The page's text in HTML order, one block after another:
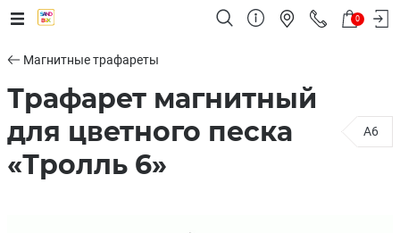
0
Магнитные трафареты
Трафарет магнитный
для цветного песка
«Тролль 6»
A6